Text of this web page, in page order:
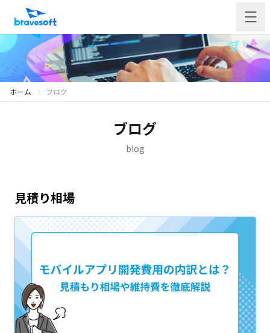
ホーム ブログ
ブログ
blog
見積り相場